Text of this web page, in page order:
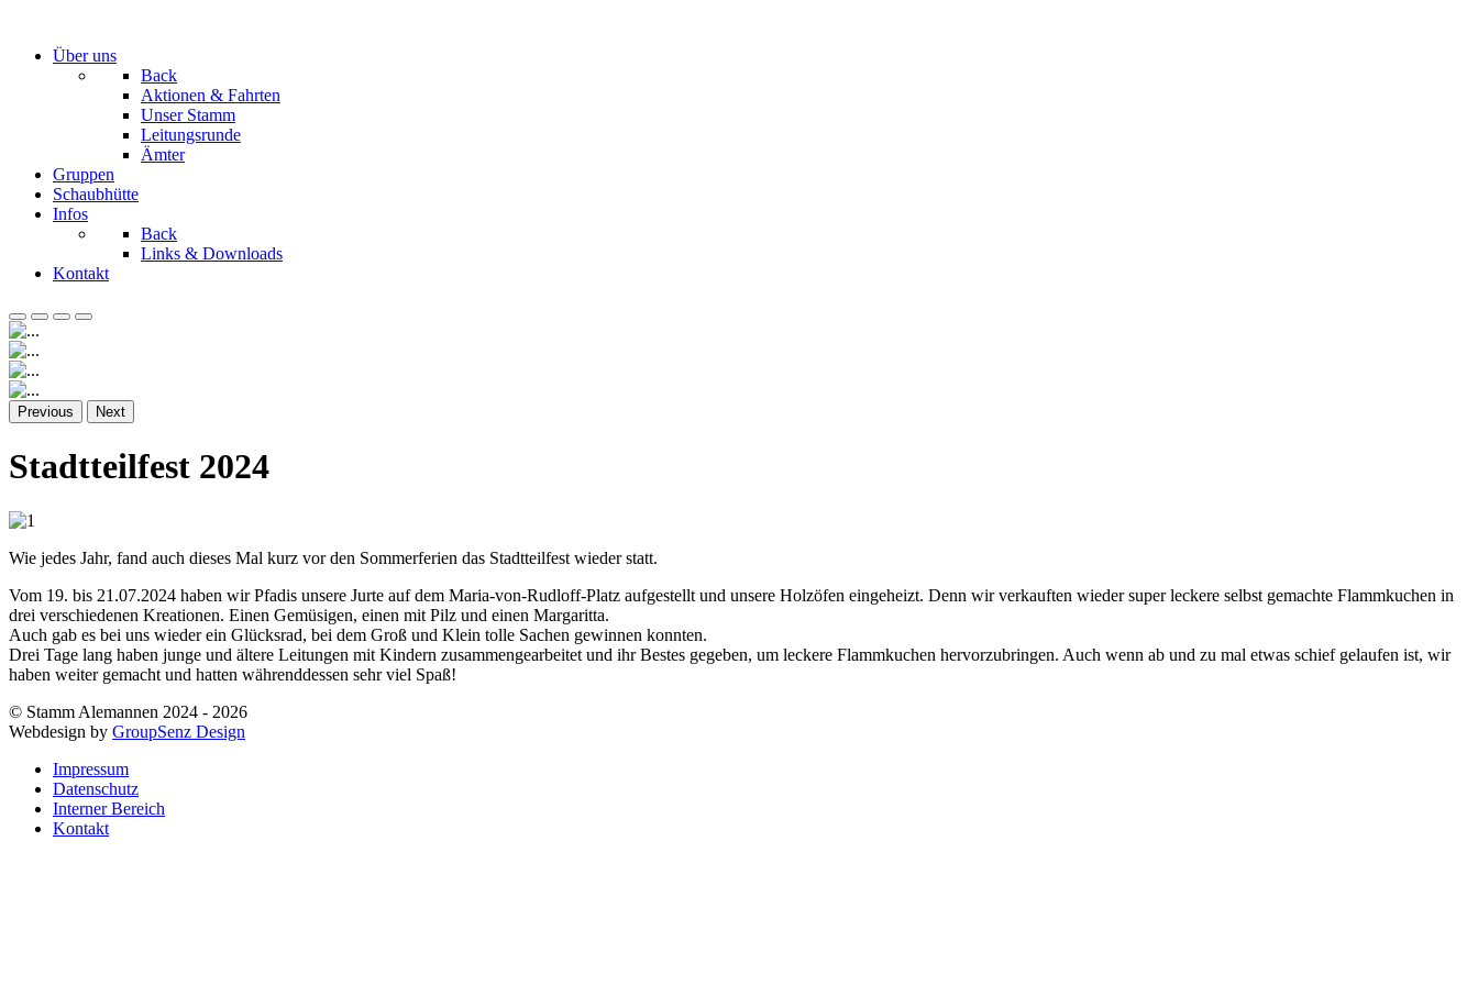
Über uns
Back
Aktionen & Fahrten
Unser Stamm
Leitungsrunde
Ämter
Gruppen
Schaubhütte
Infos
Back
Links & Downloads
Kontakt
Previous Next
Stadtteilfest 2024
Wie jedes Jahr, fand auch dieses Mal kurz vor den Sommerferien das Stadtteilfest wieder statt.
Vom 19. bis 21.07.2024 haben wir Pfadis unsere Jurte auf dem Maria-von-Rudloff-Platz aufgestellt und unsere Holzöfen eingeheizt. Denn wir verkauften wieder super leckere selbst gemachte Flammkuchen in
drei verschiedenen Kreationen. Einen Gemüsigen, einen mit Pilz und einen Margaritta.
Auch gab es bei uns wieder ein Glücksrad, bei dem Groß und Klein tolle Sachen gewinnen konnten.
Drei Tage lang haben junge und ältere Leitungen mit Kindern zusammengearbeitet und ihr Bestes gegeben, um leckere Flammkuchen hervorzubringen. Auch wenn ab und zu mal etwas schief gelaufen ist, wir
haben weiter gemacht und hatten währenddessen sehr viel Spaß!
© Stamm Alemannen 2024 - 2026
Webdesign by GroupSenz Design
Impressum
Datenschutz
Interner Bereich
Kontakt